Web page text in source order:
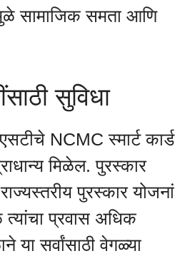
सामाजिक समता आणि
सुविधा
NCMC स्मार्ट कार्ड
मिळेल. पुरस्कार
पुरस्कार योजनां
प्रवास अधिक
सर्वांसाठी वेगळ्या